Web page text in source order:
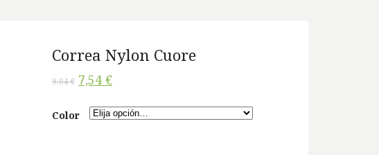
Correa Nylon Cuore
9,04 € 7,54 €
Color